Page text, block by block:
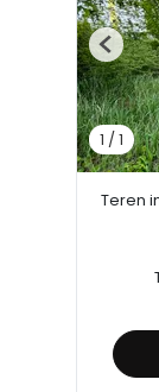
1 /1
Teren